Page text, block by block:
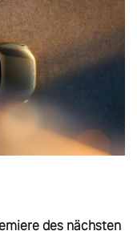
des nächsten